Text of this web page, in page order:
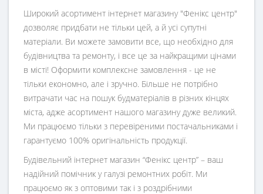
Широкий асортимент інтернет магазину "Фенікс центр"
дозволяє придбати не тільки цей, а й усі супутні
матеріали. Ви можете замовити все, що необхідно для
будівництва та ремонту, і все це за найкращими цінами
в місті! Оформити комплексне замовлення - це не
тільки економно, але і зручно. Більше не потрібно
витрачати час на пошук будматеріалів в різних кінцях
міста, адже асортимент нашого магазину дуже великий.
Ми працюємо тільки з перевіреними постачальниками і
гарантуємо 100% оригінальність продукції.
Будівельний інтернет магазин “Фенікс центр” – ваш
надійний помічник у галузі ремонтних робіт. Ми
працюємо як з оптовими так і з роздрібними